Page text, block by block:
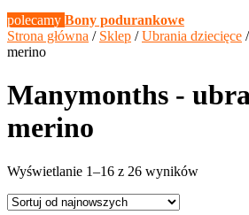
polecamy Bony podurankowe
Strona główna / Sklep /Ubrania dziecięce
merino
Manymonths -
merino
Wyświetlanie 1–16 z 26 wyników